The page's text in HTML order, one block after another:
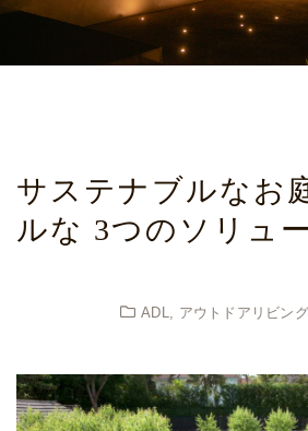
サステナブルなお
ルな 3つのソリュ
ADL, アウトドアリビング